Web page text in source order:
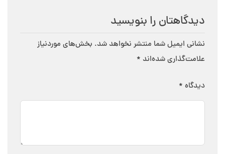
دیدگاهتان را بنویسید
نشانی ایمیل شما منتشر نخواهد شد. بخش‌های موردنیاز
علامت‌گذاری شده‌اند *
دیدگاه *